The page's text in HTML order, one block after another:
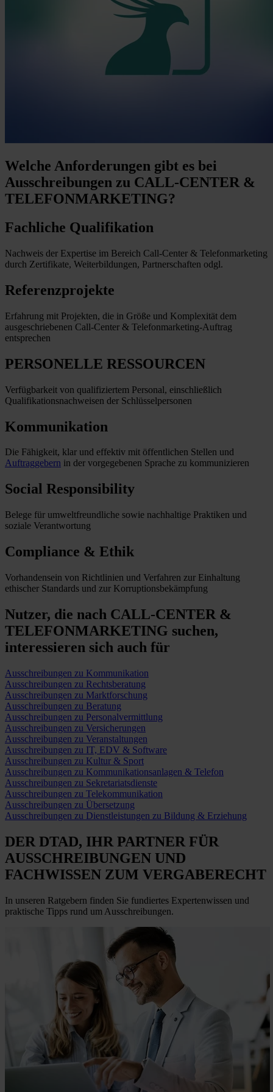
Welche Anforderungen gibt es bei
Ausschreibungen zu CALL-CENTER &
TELEFONMARKETING?
Fachliche Qualifikation
Nachweis der Expertise im Bereich Call-Center & Telefonmarketing
durch Zertifikate, Weiterbildungen, Partnerschaften odgl.
Referenzprojekte
Erfahrung mit Projekten, die in Größe und Komplexität dem
ausgeschriebenen Call-Center & Telefonmarketing-Auftrag
entsprechen
PERSONELLE RESSOURCEN
Verfügbarkeit von qualifiziertem Personal, einschließlich
Qualifikationsnachweisen der Schlüsselpersonen
Kommunikation
Die Fähigkeit, klar und effektiv mit öffentlichen Stellen und
Auftraggebern in der vorgegebenen Sprache zu kommunizieren
Social Responsibility
Belege für umweltfreundliche sowie nachhaltige Praktiken und
soziale Verantwortung
Compliance & Ethik
Vorhandensein von Richtlinien und Verfahren zur Einhaltung
ethischer Standards und zur Korruptionsbekämpfung
Nutzer, die nach CALL-CENTER &
TELEFONMARKETING suchen,
interessieren sich auch für
Ausschreibungen zu Kommunikation
Ausschreibungen zu Rechtsberatung
Ausschreibungen zu Marktforschung
Ausschreibungen zu Beratung
Ausschreibungen zu Personalvermittlung
Ausschreibungen zu Versicherungen
Ausschreibungen zu Veranstaltungen
Ausschreibungen zu IT, EDV & Software
Ausschreibungen zu Kultur & Sport
Ausschreibungen zu Kommunikationsanlagen & Telefon
Ausschreibungen zu Sekretariatsdienste
Ausschreibungen zu Telekommunikation
Ausschreibungen zu Übersetzung
Ausschreibungen zu Dienstleistungen zu Bildung & Erziehung
DER DTAD, IHR PARTNER FÜR
AUSSCHREIBUNGEN UND
FACHWISSEN ZUM VERGABERECHT
In unseren Ratgebern finden Sie fundiertes Expertenwissen und
praktische Tipps rund um Ausschreibungen.